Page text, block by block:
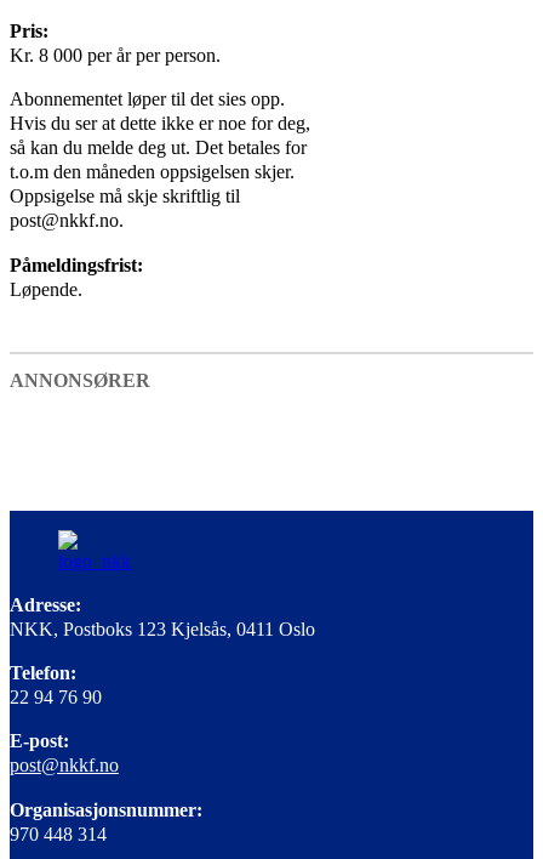
Pris:
Kr. 8 000 per år per person.
Abonnementet løper til det sies opp.
Hvis du ser at dette ikke er noe for deg,
så kan du melde deg ut. Det betales for
t.o.m den måneden oppsigelsen skjer.
Oppsigelse må skje skriftlig til
post@nkkf.no.
Påmeldingsfrist:
Løpende.
ANNONSØRER
Adresse:
NKK, Postboks 123 Kjelsås, 0411 Oslo
Telefon:
22 94 76 90
E-post:
post@nkkf.no
Organisasjonsnummer:
970 448 314